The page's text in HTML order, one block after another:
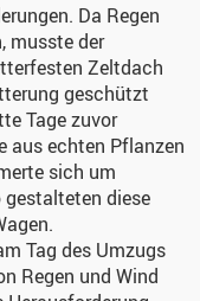
Da Regen
musste der
Zeltdach
geschützt
Tage zuvor
aus echten Pflanzen
sich um
gestalteten diese
Tag des Umzugs
Regen und Wind